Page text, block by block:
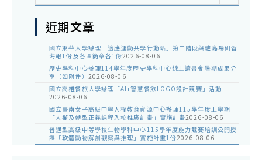
近期文章
國立東華大學辦理「適應運動共學行動站」第二階段與離島場研習
海報1份及各區簡章各1份2026-08-06
歷史學科中心辦理114學年度歷史學科中心線上讀書會暑期成果分
享（如附件） 2026-08-06
國立高雄餐旅大學辦理「AI+智慧餐飲LOGO設計競賽」活動
2026-08-06
國立臺南女子高級中學人權教育資源中心辦理115學年度上學期
「人權及轉型正義課程入校推廣計畫」實施計畫2026-08-06
普通型高級中等學校生物學科中心115學年度能力競賽培訓公開授
課「軟體動物解剖觀察與推理」實施計畫1份2026-08-06